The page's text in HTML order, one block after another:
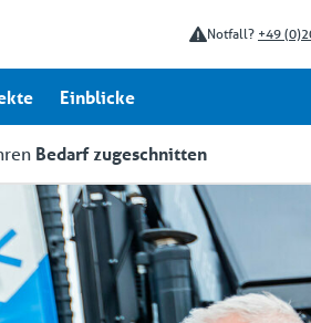
Notfall? +49
Einblicke
Bedarf zugeschnitten